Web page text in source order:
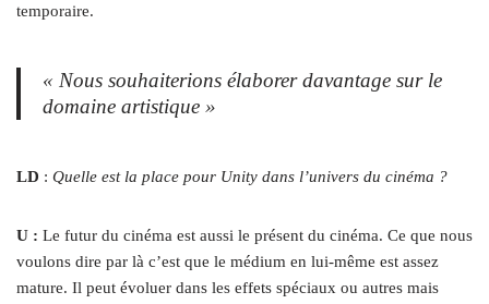
temporaire.
« Nous souhaiterions élaborer davantage sur le
domaine artistique »
LD : Quelle est la place pour Unity dans l’univers du cinéma ?
U : Le futur du cinéma est aussi le présent du cinéma. Ce que nous
voulons dire par là c’est que le médium en lui-même est assez
mature. Il peut évoluer dans les effets spéciaux ou autres mais